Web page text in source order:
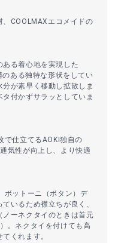
COOLMAXエコメイドの
る着心地を実現した
ある独特な形状をしてい
が素早く移動し拡散しま
付かずサラッとしていま
で仕立てるAOKI独自の
気性が向上し、より快適
ボットーニ（ボタン）デ
いるため襟立ちが良く、
ノーネクタイのときは首元
。ネクタイを付けても高
くれます。